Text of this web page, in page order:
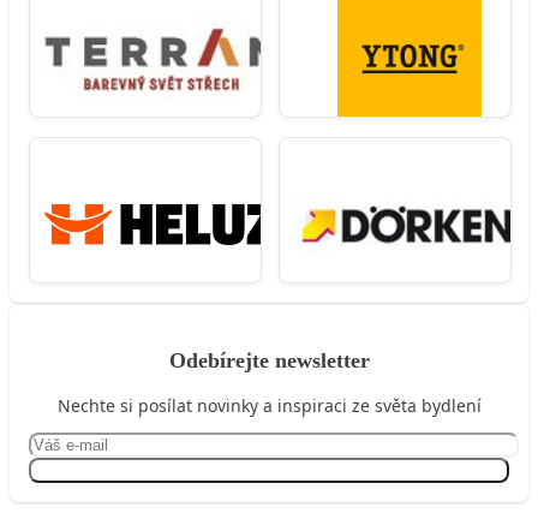
Odebírejte newsletter
Nechte si posílat novinky a inspiraci ze světa bydlení